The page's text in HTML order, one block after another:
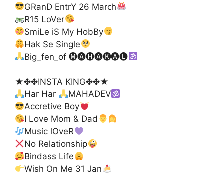
GRanD EntrY 26 March
R15 LoVer
SmiLe iS My HobBy
Hak Se Single
Big_fen_of 🅜🅐🅗🅐🅚🅐🅛
★✤✤INSTA KING✤✤★
Har Har
MAHADEV
Accretive Boy
I Love Mom & Dad
Music lOveR
No Relationship
Bindass Life
Wish On Me 31 Jan